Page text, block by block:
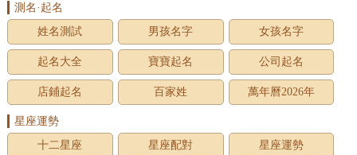
測名·起名
姓名測試
男孩名字 女孩名字
起名大全 寶寶起名 公司起名
店鋪起名 百家姓 萬年曆2026年
星座運勢
十二星座
星座配對 星座運勢